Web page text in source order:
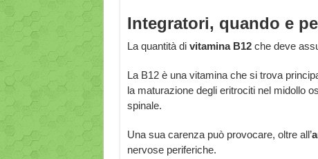
Integratori, quando e
La quantità di vitamina B12che deve
La B12 è una vitamina che si trova
la maturazione degli eritrociti nel midollo
spinale.
Una sua carenza può provocare, oltre all’
nervose periferiche.